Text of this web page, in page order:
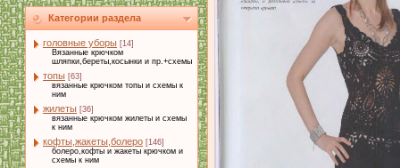
Категории раздела
головные уборы [14]
Вязанные крючком
шляпки,береты,косынки и пр.+схемы
топы [63]
вязанные крючком топы и схемы к
ним
жилеты [36]
вязанные крючком жилеты и схемы
к ним
кофты,жакеты,болеро [146]
болеро,кофты и жакеты крючком и
схемы к ним